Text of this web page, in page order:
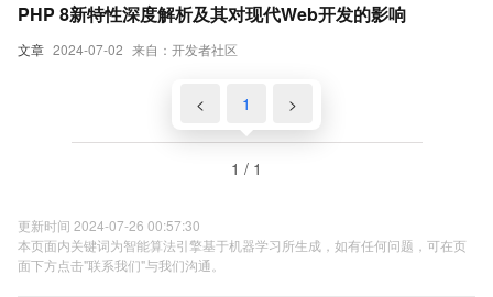
文章 2024-07-02 来自：开发者社区
PHP 8新特性深度解析及其对现代Web开发的影响
< 1 >
1 / 1
更新时间 2024-07-26 00:57:30
本页面内关键词为智能算法引擎基于机器学习所生成，如有任何问题，可在页
面下方点击"联系我们"与我们沟通。